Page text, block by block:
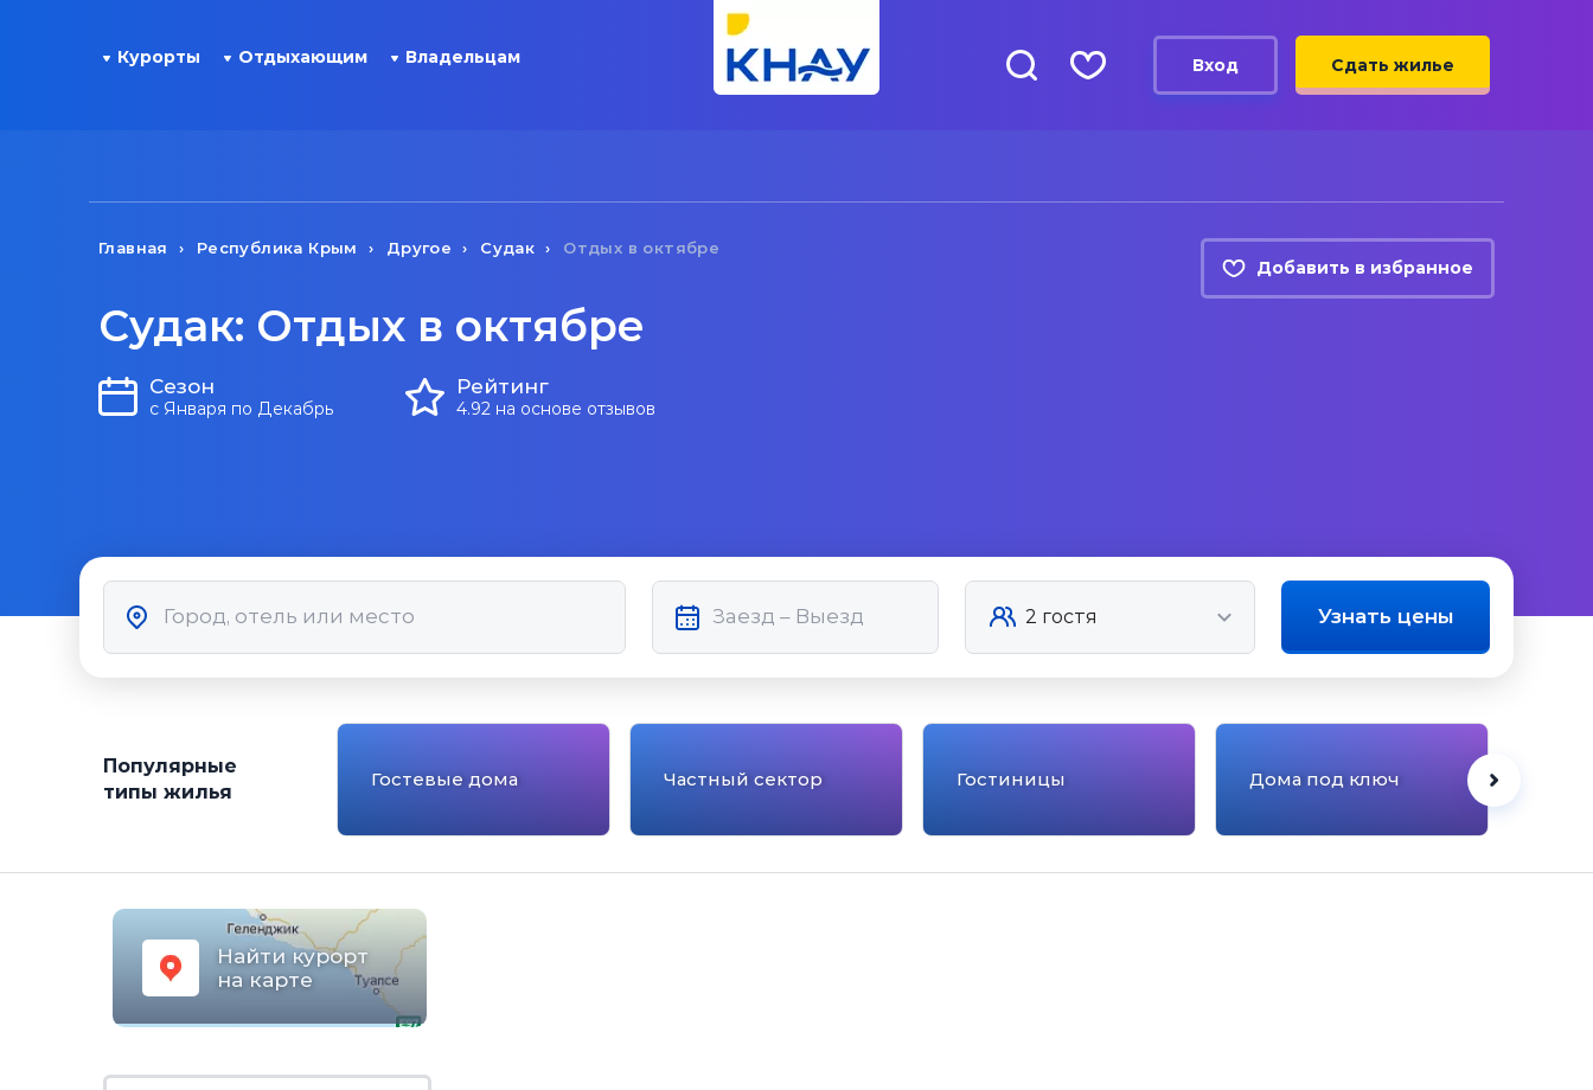
Курорты Отдыхающим Владельцам Вход Сдать жилье
Главная Республика Крым Другое Судак Отдых в октябре
Добавить в избранное
Судак: Отдых в октябре
Сезон
с Января по Декабрь
Рейтинг
4.92 на основе отзывов
Узнать цены
Популярные
типы жилья
Гостевые дома Частный сектор Гостиницы Дома под ключ
Найти курорт
на карте